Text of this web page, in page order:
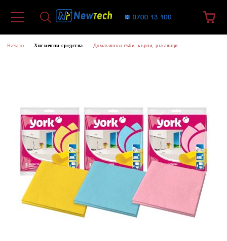
Начало Хигиенни средства Домакински гъби, кърпи, ръкавици